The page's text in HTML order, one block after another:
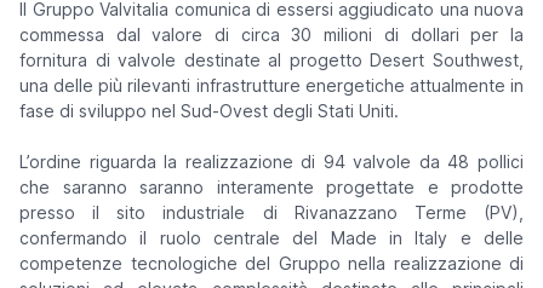
Il Gruppo Valvitalia comunica di essersi aggiudicato una nuova
commessa dal valore di circa 30 milioni di dollari per la
fornitura di valvole destinate al progetto Desert Southwest,
una delle più rilevanti infrastrutture energetiche attualmente in
fase di sviluppo nel Sud-Ovest degli Stati Uniti.
L’ordine riguarda la realizzazione di 94 valvole da 48 pollici
che saranno saranno interamente progettate e prodotte
presso il sito industriale di Rivanazzano Terme (PV),
confermando il ruolo centrale del Made in Italy e delle
competenze tecnologiche del Gruppo nella realizzazione di